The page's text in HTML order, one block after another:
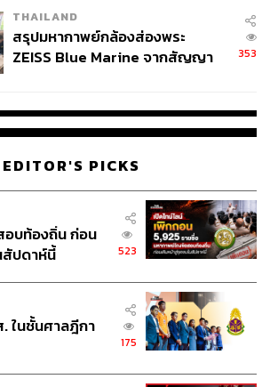
THAILAND
สรุปมหากาพย์กล้องส่องพระ
ZEISS Blue Marine จากสัญญา
จ่ายหนี้-แอบระบุแบรนด์
353
EDITOR'S PICKS
อบท้องถิ่น ก่อน
สัปดาห์นี้
523
ในชั้นศาลฎีกา
175